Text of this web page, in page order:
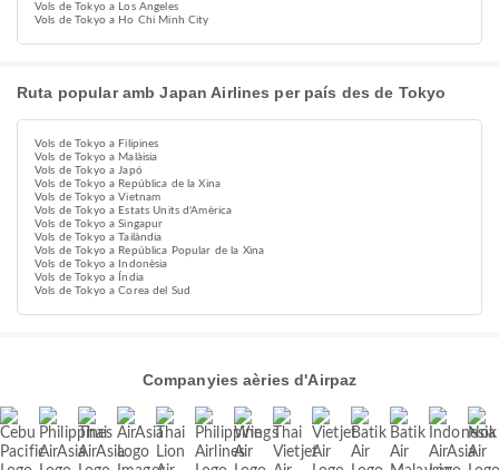
Vols de Tokyo a Los Angeles
Vols de Tokyo a Ho Chi Minh City
Ruta popular amb Japan Airlines per país des de Tokyo
Vols de Tokyo a Filipines
Vols de Tokyo a Malàisia
Vols de Tokyo a Japó
Vols de Tokyo a República de la Xina
Vols de Tokyo a Vietnam
Vols de Tokyo a Estats Units d'Amèrica
Vols de Tokyo a Singapur
Vols de Tokyo a Tailàndia
Vols de Tokyo a República Popular de la Xina
Vols de Tokyo a Indonèsia
Vols de Tokyo a Índia
Vols de Tokyo a Corea del Sud
Companyies aèries d'Airpaz